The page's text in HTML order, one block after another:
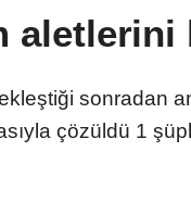
sonradan
çözüldü 1